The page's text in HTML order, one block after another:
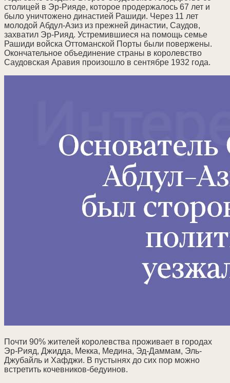
столицей в Эр-Рияде, которое продержалось 67 лет и
было уничтожено династией Рашиди. Через 11 лет
молодой Абдул-Азиз из прежней династии, Саудов,
захватил Эр-Рияд. Устремившиеся на помощь семье
Рашиди войска Оттоманской Порты были повержены.
Окончательное объединение страны в королевство
Саудовская Аравия произошло в сентябре 1932 года.
Почти 90% жителей королевства проживает в городах
Эр-Рияд, Джидда, Мекка, Медина, Эд-Даммам, Эль-
Джубайль и Хафджи. В пустынях до сих пор можно
встретить кочевников-бедуинов.